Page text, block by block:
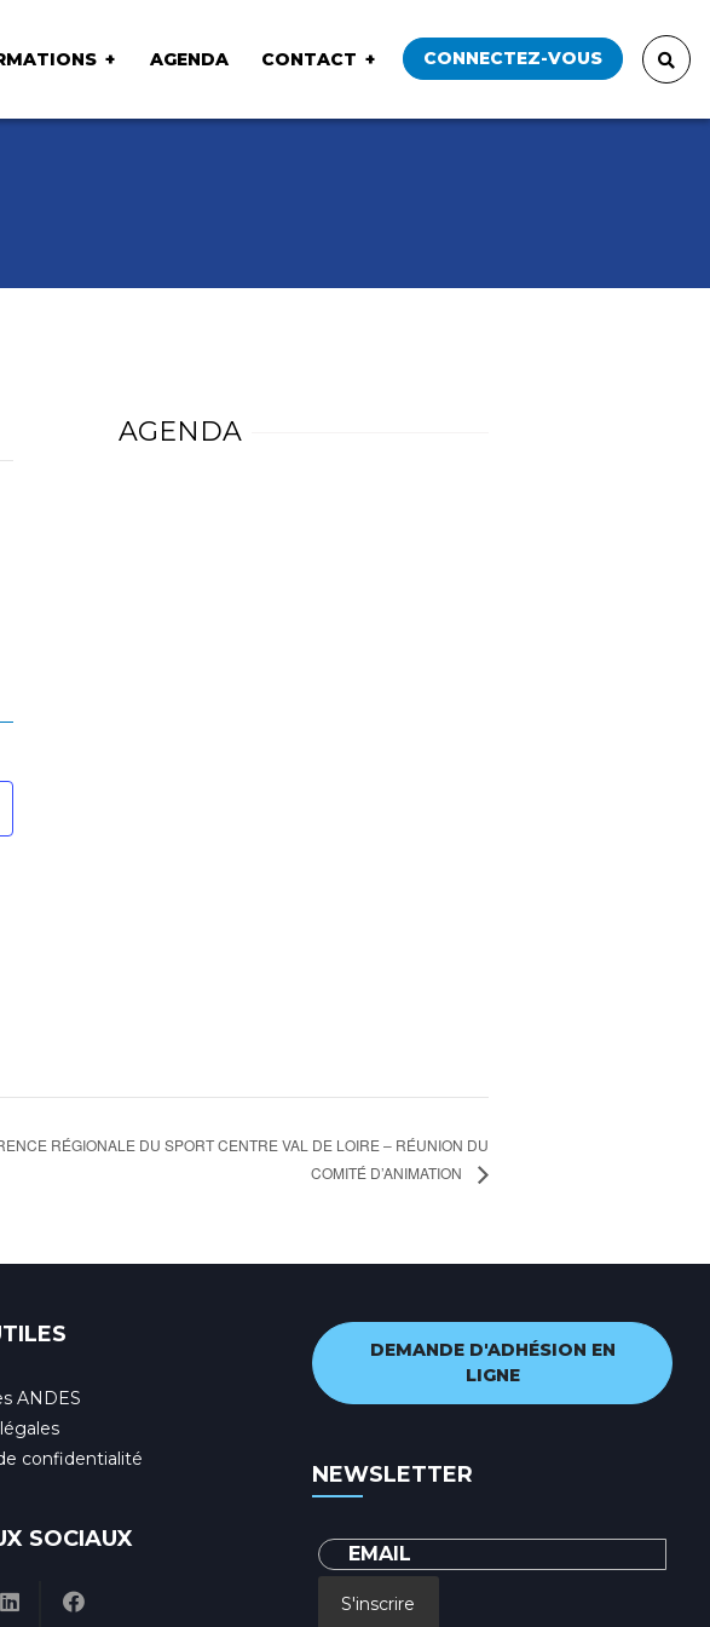
AGENDA CONTACT CONNECTEZ-VOUS
AGENDA
RÉGIONALE DU SPORT CENTRE VAL DE LOIRE – RÉUNION DU
COMITÉ D’ANIMATION
ANDES
confidentialité
SOCIAUX
DEMANDE D'ADHÉSION EN
LIGNE
NEWSLETTER
S'inscrire